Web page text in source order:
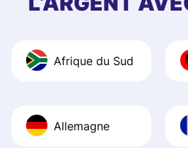
Afrique du Sud
Allemagne